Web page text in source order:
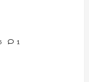
1